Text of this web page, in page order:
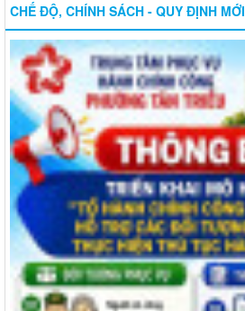
CHẾ ĐỘ, CHÍNH SÁCH - QUY ĐỊNH MỚI